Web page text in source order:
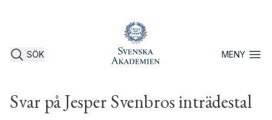
SÖK MENYÖppna
Svar på Jesper Svenbros inträdestal